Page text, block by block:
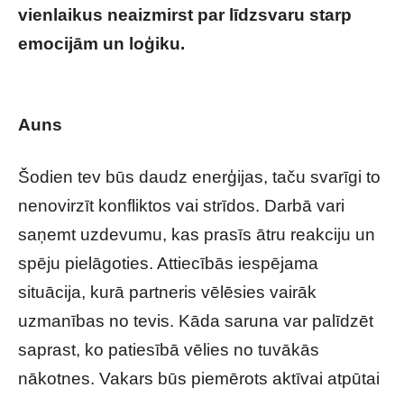
vienlaikus neaizmirst par līdzsvaru starp
emocijām un loģiku.
Auns
Šodien tev būs daudz enerģijas, taču svarīgi to
nenovirzīt konfliktos vai strīdos. Darbā vari
saņemt uzdevumu, kas prasīs ātru reakciju un
spēju pielāgoties. Attiecībās iespējama
situācija, kurā partneris vēlēsies vairāk
uzmanības no tevis. Kāda saruna var palīdzēt
saprast, ko patiesībā vēlies no tuvākās
nākotnes. Vakars būs piemērots aktīvai atpūtai